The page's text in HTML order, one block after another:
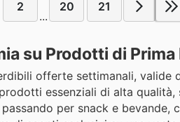
2
...
20 21
su Prodotti di
offerte settimanali, valide
essenziali di alta
per snack e bevande,